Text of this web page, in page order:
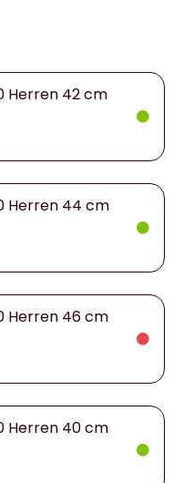
Herren 42 cm
Herren 44 cm
Herren 46 cm
Herren 40 cm